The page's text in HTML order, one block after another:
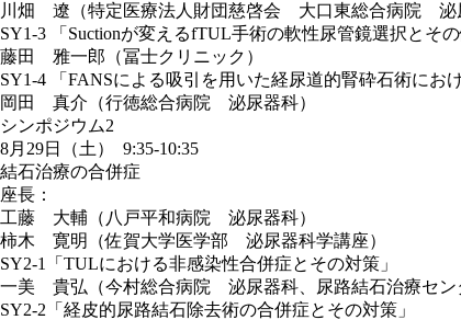
川畑 遼（特定医療法人財団慈啓会 大口東総合病院 泌
SY1-3 「Suctionが変えるfTUL手術の軟性尿管鏡選択とその
藤田 雅一郎（冨士クリニック）
SY1-4 「FANSによる吸引を用いた経尿道的腎砕石術にお
岡田 真介（行徳総合病院 泌尿器科）
シンポジウム2
8月29日（土） 9:35-10:35
結石治療の合併症
座長：
工藤 大輔（八戸平和病院 泌尿器科）
柿木 寛明（佐賀大学医学部 泌尿器科学講座）
SY2-1「TULにおける非感染性合併症とその対策」
一美 貴弘（今村総合病院 泌尿器科、尿路結石治療セン
SY2-2「経皮的尿路結石除去術の合併症とその対策」